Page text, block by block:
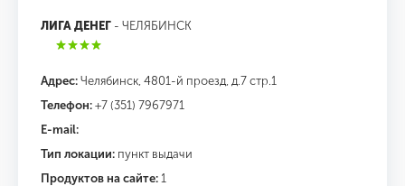
ЛИГА ДЕНЕГ - ЧЕЛЯБИНСК
Адрес: Челябинск, 4801-й проезд, д.7 стр.1
Телефон: +7 (351) 7967971
E-mail:
Тип локации: пункт выдачи
Продуктов на сайте: 1